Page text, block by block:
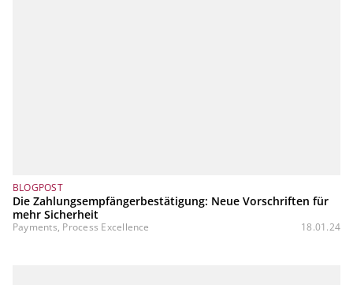
BLOGPOST
Die Zahlungsempfängerbestätigung: Neue Vorschriften für
mehr Sicherheit
Payments, Process Excellence 18.01.24